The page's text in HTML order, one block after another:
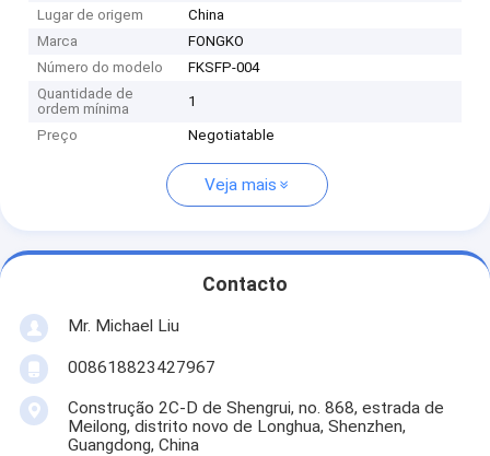
Lugar de origem
China
Marca
FONGKO
Número do modelo
FKSFP-004
Quantidade de
ordem mínima
1
Preço Negotiatable
Veja mais
Contacto
Mr. Michael Liu
008618823427967
Construção 2C-D de Shengrui, no. 868, estrada de
Meilong, distrito novo de Longhua, Shenzhen,
Guangdong, China